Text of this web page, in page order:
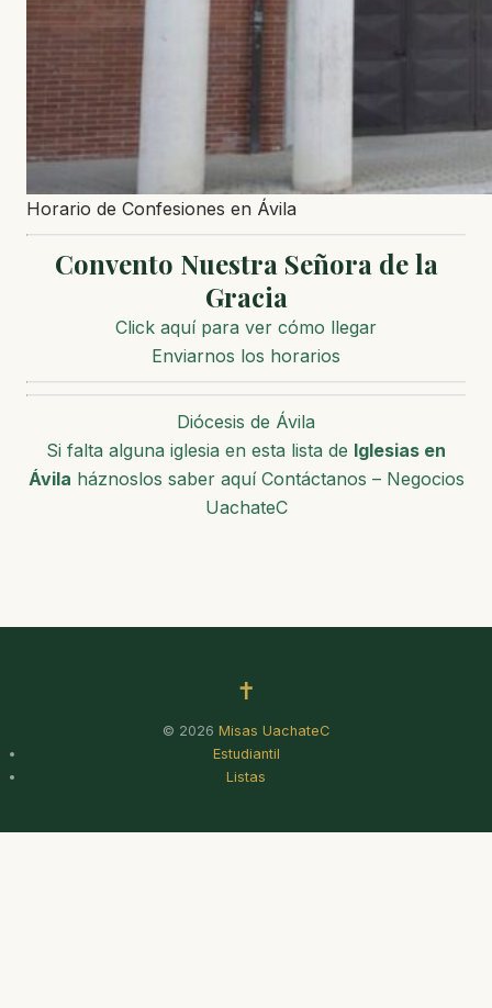
Horario de Confesiones en Ávila
Convento Nuestra Señora de la
Gracia
Click aquí para ver cómo llegar
Enviarnos los horarios
Diócesis de Ávila
Si falta alguna iglesia en esta lista de Iglesias en
Ávila háznoslos saber aquí Contáctanos – Negocios
UachateC
✝
© 2026 Misas UachateC
Estudiantil
Listas